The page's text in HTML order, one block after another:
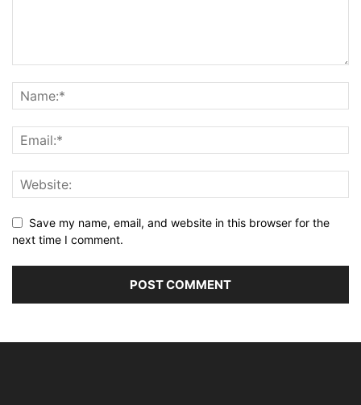
Save my name, email, and website in this browser for the
next time I comment.